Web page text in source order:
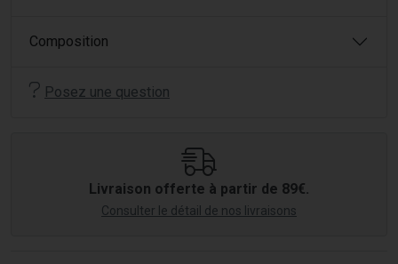
Composition
Posez une question
Livraison offerte à partir de 89€.
Consulter le détail de nos livraisons